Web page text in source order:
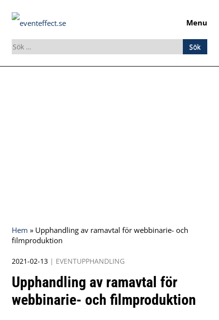
Menu
Sök
efter:
Hem » Upphandling av ramavtal för webbinarie- och
filmproduktion
2021-02-13 | EVENTUPPHANDLING
Upphandling av ramavtal för
webbinarie- och filmproduktion